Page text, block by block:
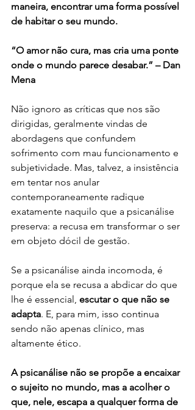
maneira, encontrar uma forma possível
de habitar o seu mundo.
“O amor não cura, mas cria uma ponte
onde o mundo parece desabar.” – Dan
Mena
Não ignoro as críticas que nos são
dirigidas, geralmente vindas de
abordagens que confundem
sofrimento com mau funcionamento e
subjetividade. Mas, talvez, a insistência
em tentar nos anular
contemporaneamente radique
exatamente naquilo que a psicanálise
preserva: a recusa em transformar o ser
em objeto dócil de gestão.
Se a psicanálise ainda incomoda, é
porque ela se recusa a abdicar do que
lhe é essencial, escutar o que não se
adapta. E, para mim, isso continua
sendo não apenas clínico, mas
altamente ético.
A psicanálise não se propõe a encaixar
o sujeito no mundo, mas a acolher o
que, nele, escapa a qualquer forma de